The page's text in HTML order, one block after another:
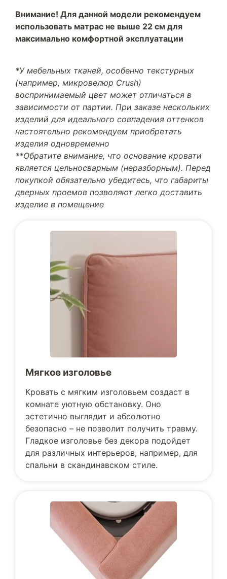
Внимание! Для данной модели рекомендуем
использовать матрас не выше 22 см для
максимально комфортной эксплуатации
*У мебельных тканей, особенно текстурных
(например, микровелюр Crush)
воспринимаемый цвет может отличаться в
зависимости от партии. При заказе нескольких
изделий для идеального совпадения оттенков
настоятельно рекомендуем приобретать
изделия одновременно
**Обратите внимание, что основание кровати
является цельносварным (неразборным). Перед
покупкой обязательно убедитесь, что габариты
дверных проемов позволяют легко доставить
изделие в помещение
Мягкое изголовье
Кровать с мягким изголовьем создаст в
комнате уютную обстановку. Оно
эстетично выглядит и абсолютно
безопасно – не позволит получить травму.
Гладкое изголовье без декора подойдет
для различных интерьеров, например, для
спальни в скандинавском стиле.